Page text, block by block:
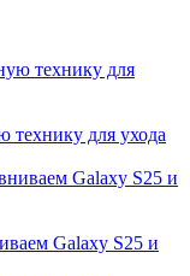
технику для ухода
Galaxy S25 и